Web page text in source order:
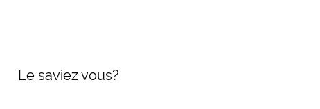
Le saviez vous?